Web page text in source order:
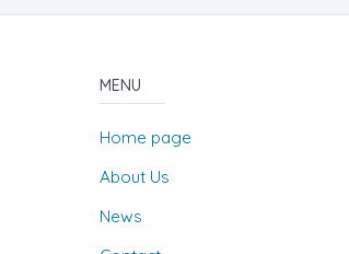
MENU
Home page
About Us
News